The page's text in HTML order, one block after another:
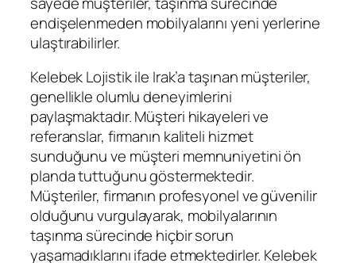
endişelenmeden mobilyalarını yeni yerlerine
ulaştırabilirler.
Kelebek Lojistik ile Irak’a taşınan müşteriler,
genellikle olumlu deneyimlerini
paylaşmaktadır. Müşteri hikayeleri ve
referanslar, firmanın kaliteli hizmet
sunduğunu ve müşteri memnuniyetini ön
planda tuttuğunu göstermektedir.
Müşteriler, firmanın profesyonel ve güvenilir
olduğunu vurgulayarak, mobilyalarının
taşınma sürecinde hiçbir sorun
yaşamadıklarını ifade etmektedirler. Kelebek